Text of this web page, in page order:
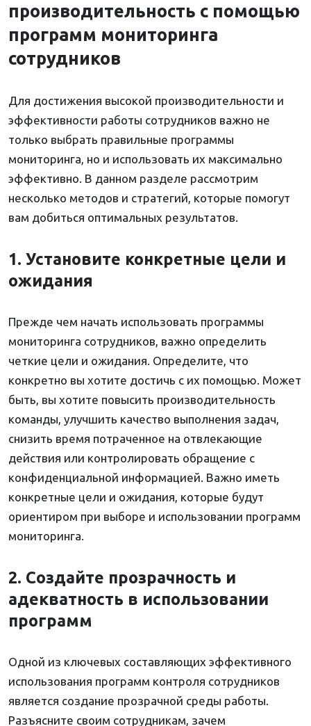
производительность с помощью
программ мониторинга
сотрудников
Для достижения высокой производительности и
эффективности работы сотрудников важно не
только выбрать правильные программы
мониторинга, но и использовать их максимально
эффективно. В данном разделе рассмотрим
несколько методов и стратегий, которые помогут
вам добиться оптимальных результатов.
1. Установите конкретные цели и
ожидания
Прежде чем начать использовать программы
мониторинга сотрудников, важно определить
четкие цели и ожидания. Определите, что
конкретно вы хотите достичь с их помощью. Может
быть, вы хотите повысить производительность
команды, улучшить качество выполнения задач,
снизить время потраченное на отвлекающие
действия или контролировать обращение с
конфиденциальной информацией. Важно иметь
конкретные цели и ожидания, которые будут
ориентиром при выборе и использовании программ
мониторинга.
2. Создайте прозрачность и
адекватность в использовании
программ
Одной из ключевых составляющих эффективного
использования программ контроля сотрудников
является создание прозрачной среды работы.
Разъясните своим сотрудникам, зачем